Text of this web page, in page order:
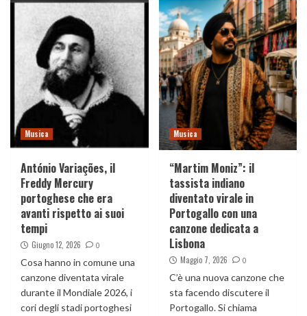
Musica
António Variações, il
Freddy Mercury
portoghese che era
avanti rispetto ai suoi
tempi
Giugno 12, 2026 0
Cosa hanno in comune una
canzone diventata virale
durante il Mondiale 2026, i
cori degli stadi portoghesi
Musica
“Martim Moniz”: il
tassista indiano
diventato virale in
Portogallo con una
canzone dedicata a
Lisbona
Maggio 7, 2026 0
C’è una nuova canzone che
sta facendo discutere il
Portogallo. Si chiama